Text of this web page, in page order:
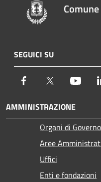
SEGUICI SU
Facebook Twitter
AMMINISTRAZIONE
Organi di Governo
Aree
Uffici
Enti e fondazioni